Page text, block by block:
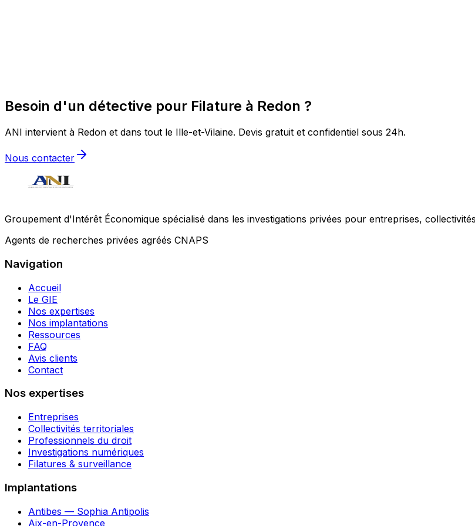
Besoin d'un détective pour Filature à Redon ?
ANI intervient à Redon et dans tout le Ille-et-Vilaine. Devis gratuit et confidentiel sous 24h.
Nous contacter
Groupement d'Intérêt Économique spécialisé dans les investigations privées pour entreprises,
Agents de recherches privées agréés CNAPS
Navigation
Accueil
Le GIE
Nos expertises
Nos implantations
Ressources
FAQ
Avis clients
Contact
Nos expertises
Entreprises
Collectivités territoriales
Professionnels du droit
Investigations numériques
Filatures & surveillance
Implantations
Antibes — Sophia Antipolis
Aix-en-Provence